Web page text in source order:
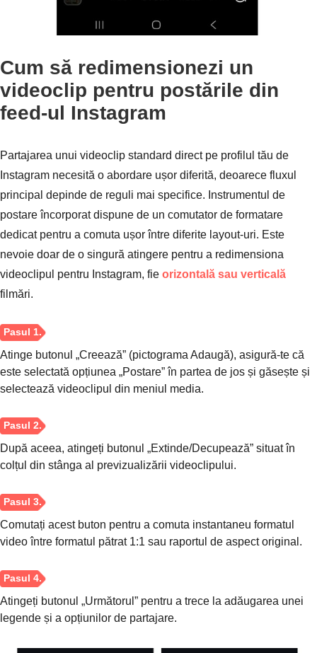
Pasul 2.
Pasul 3.
Cum să redimensionezi un
videoclip pentru postările din
feed-ul Instagram
Partajarea unui videoclip standard direct pe profilul tău de
Instagram necesită o abordare ușor diferită, deoarece fluxul
principal depinde de reguli mai specifice. Instrumentul de
postare încorporat dispune de un comutator de formatare
dedicat pentru a comuta ușor între diferite layout-uri. Este
nevoie doar de o singură atingere pentru a redimensiona
videoclipul pentru Instagram, fie orizontală sau verticală
filmări.
Atinge butonul „Creează” (pictograma Adaugă), asigură-te că
este selectată opțiunea „Postare” în partea de jos și găsește și
selectează videoclipul din meniul media.
După aceea, atingeți butonul „Extinde/Decupează” situat în
colțul din stânga al previzualizării videoclipului.
Comutați acest buton pentru a comuta instantaneu formatul
video între formatul pătrat 1:1 sau raportul de aspect original.
Atingeți butonul „Următorul” pentru a trece la adăugarea unei
legende și a opțiunilor de partajare.